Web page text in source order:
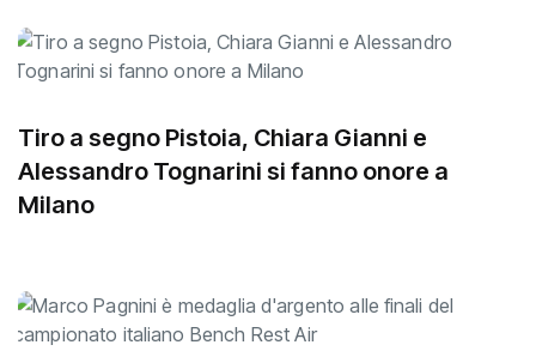
Tiro a segno Pistoia, Chiara Gianni e
Alessandro Tognarini si fanno onore a
Milano